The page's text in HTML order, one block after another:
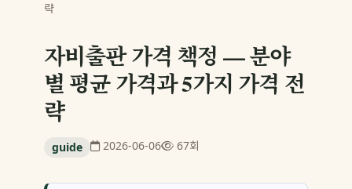
략
자비출판 가격 책정 — 분야
별 평균 가격과 5가지 가격 전
략
guide 2026-06-06 67회